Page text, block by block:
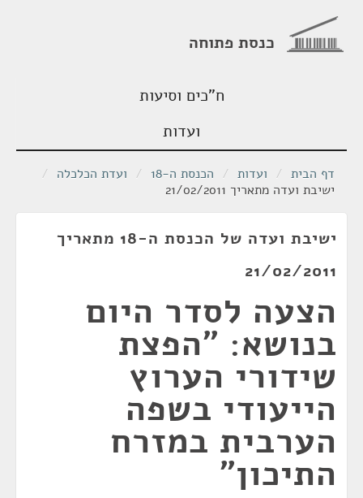
כנסת פתוחה
ח"כים וסיעות
ועדות
דף הבית / ועדות / הכנסת ה-18 / ועדת הכלכלה /
ישיבת ועדה מתאריך 21/02/2011
ישיבת ועדה של הכנסת ה-18 מתאריך
21/02/2011
הצעה לסדר היום
בנושא: "הפצת
שידורי הערוץ
הייעודי בשפה
הערבית במזרח
התיכון"